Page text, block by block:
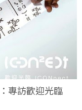
專訪歡迎光臨